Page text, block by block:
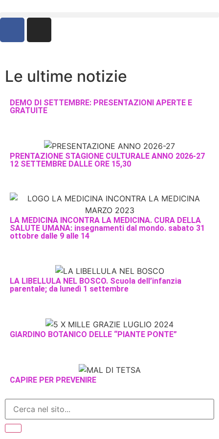
Le ultime notizie
DEMO DI SETTEMBRE: PRESENTAZIONI APERTE E
GRATUITE
PRENTAZIONE STAGIONE CULTURALE ANNO 2026-27
12 SETTEMBRE DALLE ORE 15,30
LA MEDICINA INCONTRA LA MEDICINA. CURA DELLA
SALUTE UMANA: insegnamenti dal mondo. sabato 31
ottobre dalle 9 alle 14
LA LIBELLULA NEL BOSCO. Scuola dell’infanzia
parentale; da lunedì 1 settembre
GIARDINO BOTANICO DELLE “PIANTE PONTE”
CAPIRE PER PREVENIRE